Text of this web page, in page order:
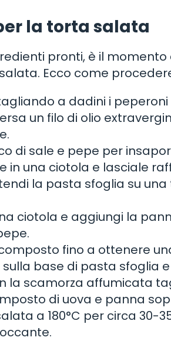
la torta salata
pronti, è il
Ecco come
a dadini i
un filo di olio
di sale e pepe per
in una ciotola e lasciale
la pasta sfoglia su
ciotola e aggiungi la
fino a ottenere
base di pasta sfoglia
la scamorza affumicata
di uova e panna
a 180°C per circa 30-